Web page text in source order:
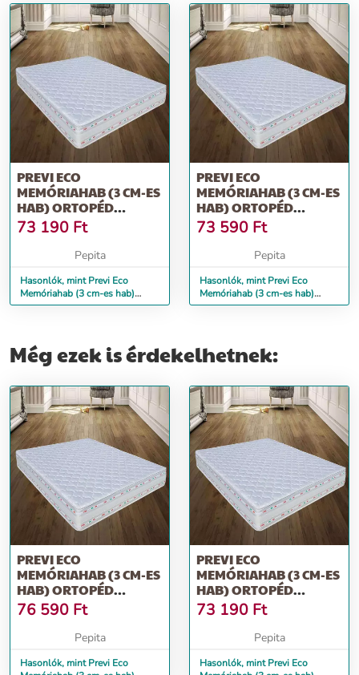
PREVI ECO
MEMÓRIAHAB (3 CM-ES
HAB) ORTOPÉD
MATRAC, ALOE VERA,
10...
73 190 Ft
Pepita
Hasonlók, mint Previ Eco
Memóriahab (3 cm-es hab)
ortopéd matrac, Aloe Vera, 10...
PREVI ECO
MEMÓRIAHAB (3 CM-ES
HAB) ORTOPÉD
MATRAC, ALOE VERA,
12...
73 590 Ft
Pepita
Hasonlók, mint Previ Eco
Memóriahab (3 cm-es hab)
ortopéd matrac, Aloe Vera, 12...
Még ezek is érdekelhetnek:
PREVI ECO
MEMÓRIAHAB (3 CM-ES
HAB) ORTOPÉD
MATRAC, ALOE VERA,
14...
76 590 Ft
Pepita
Hasonlók, mint Previ Eco
PREVI ECO
MEMÓRIAHAB (3 CM-ES
HAB) ORTOPÉD
MATRAC, ALOE VERA,
16...
73 190 Ft
Pepita
Hasonlók, mint Previ Eco